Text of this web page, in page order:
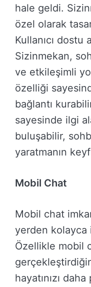
hale geldi.
özel olarak
Kullanıcı dostu
Sizinmekan,
ve etkileşimli
özelliği
bağlantı
sayesinde ilgi
buluşabilir,
yaratmanın
Mobil Chat
Mobil chat
yerden kolayca
Özellikle mobil
hayatınızı